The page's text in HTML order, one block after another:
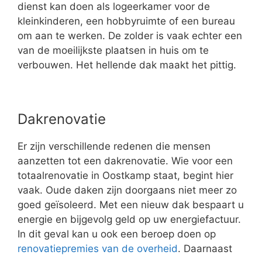
dienst kan doen als logeerkamer voor de
kleinkinderen, een hobbyruimte of een bureau
om aan te werken. De zolder is vaak echter een
van de moeilijkste plaatsen in huis om te
verbouwen. Het hellende dak maakt het pittig.
Dakrenovatie
Er zijn verschillende redenen die mensen
aanzetten tot een dakrenovatie. Wie voor een
totaalrenovatie in Oostkamp staat, begint hier
vaak. Oude daken zijn doorgaans niet meer zo
goed geïsoleerd. Met een nieuw dak bespaart u
energie en bijgevolg geld op uw energiefactuur.
In dit geval kan u ook een beroep doen op
renovatiepremies van de overheid. Daarnaast